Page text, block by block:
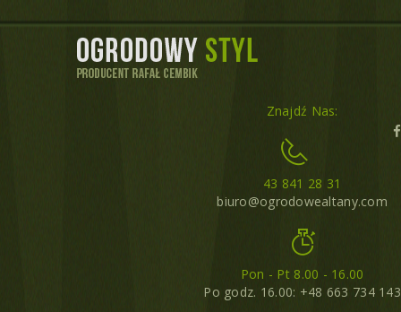
Znajdź Nas:
43 841 28 31
biuro@ogrodowealtany.com
Pon - Pt 8.00 - 16.00
Po godz. 16.00: +48 663 734 143